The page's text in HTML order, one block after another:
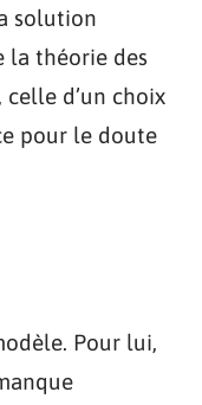
solution
la théorie des
d’un choix
pour le doute
Pour lui,